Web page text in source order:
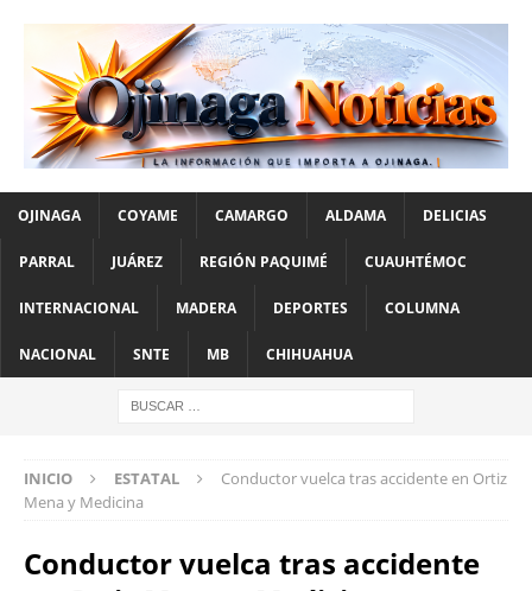
OJINAGA COYAME CAMARGO ALDAMA DELICIAS
PARRAL JUÁREZ REGIÓN PAQUIMÉ CUAUHTÉMOC
INTERNACIONAL MADERA DEPORTES COLUMNA
NACIONAL SNTE MB CHIHUAHUA
INICIO ESTATAL
Conductor vuelca tras accidente en Ortiz
Mena y Medicina
Conductor vuelca tras accidente